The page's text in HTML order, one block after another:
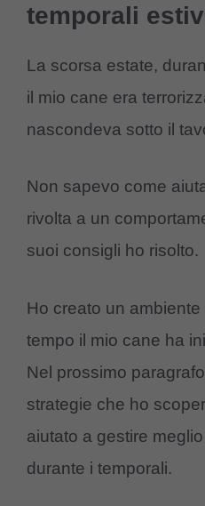
temporali
La scorsa estate,
il mio cane era
nascondeva sotto il
Non sapevo come
rivolta a un
suoi consigli ho risolto.
Ho creato un
tempo il mio cane ha
Nel prossimo
strategie che ho
aiutato a gestire
durante i temporali.